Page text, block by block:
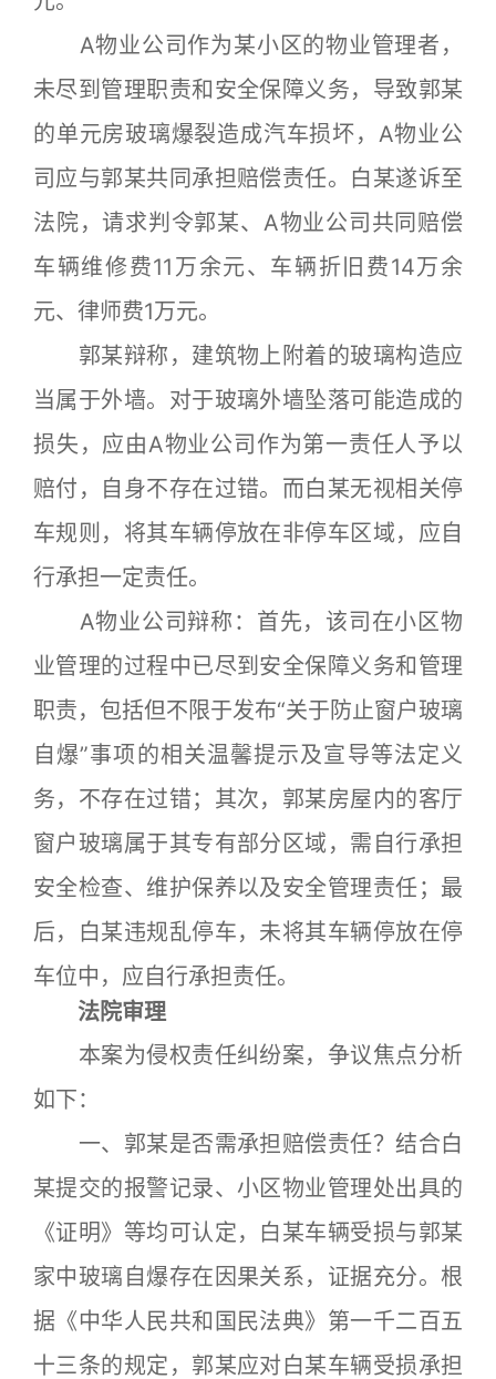
A物业公司作为某小区的物业管理者，
未尽到管理职责和安全保障义务，导致郭某
的单元房玻璃爆裂造成汽车损坏，A物业公
司应与郭某共同承担赔偿责任。白某遂诉至
法院，请求判令郭某、A物业公司共同赔偿
车辆维修费11万余元、车辆折旧费14万余
元、律师费1万元。
郭某辩称，建筑物上附着的玻璃构造应
当属于外墙。对于玻璃外墙坠落可能造成的
损失，应由A物业公司作为第一责任人予以
赔付，自身不存在过错。而白某无视相关停
车规则，将其车辆停放在非停车区域，应自
行承担一定责任。
A物业公司辩称：首先，该司在小区物
业管理的过程中已尽到安全保障义务和管理
职责，包括但不限于发布“关于防止窗户玻璃
自爆”事项的相关温馨提示及宣导等法定义
务，不存在过错；其次，郭某房屋内的客厅
窗户玻璃属于其专有部分区域，需自行承担
安全检查、维护保养以及安全管理责任；最
后，白某违规乱停车，未将其车辆停放在停
车位中，应自行承担责任。
法院审理
本案为侵权责任纠纷案，争议焦点分析
如下：
一、郭某是否需承担赔偿责任？结合白
某提交的报警记录、小区物业管理处出具的
《证明》等均可认定，白某车辆受损与郭某
家中玻璃自爆存在因果关系，证据充分。根
据《中华人民共和国民法典》第一千二百五
十三条的规定，郭某应对白某车辆受损承担